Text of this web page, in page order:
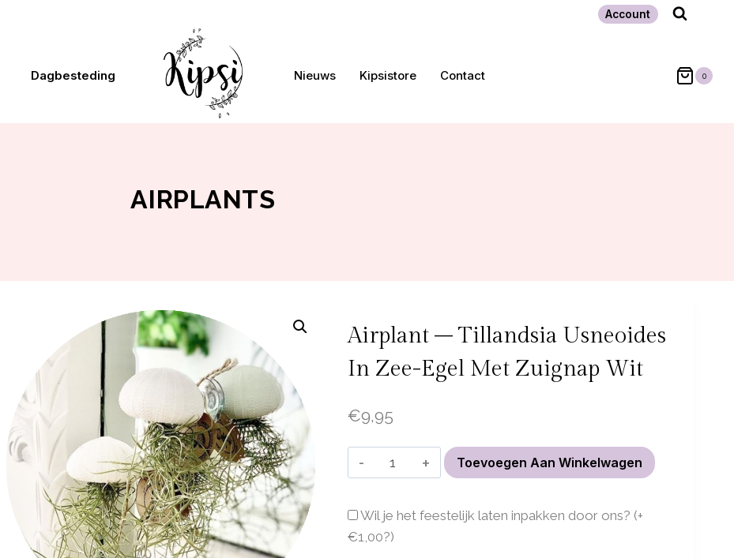
Account
Dagbesteding Nieuws Kipsistore Contact 0
AIRPLANTS
Airplant – Tillandsia Usneoides
In Zee-Egel Met Zuignap Wit
€9,95
Airplant
-
Usneoides
in
Toevoegen Aan Winkelwagen
Wil je het feestelijk laten inpakken door ons? (+
€1,00?)